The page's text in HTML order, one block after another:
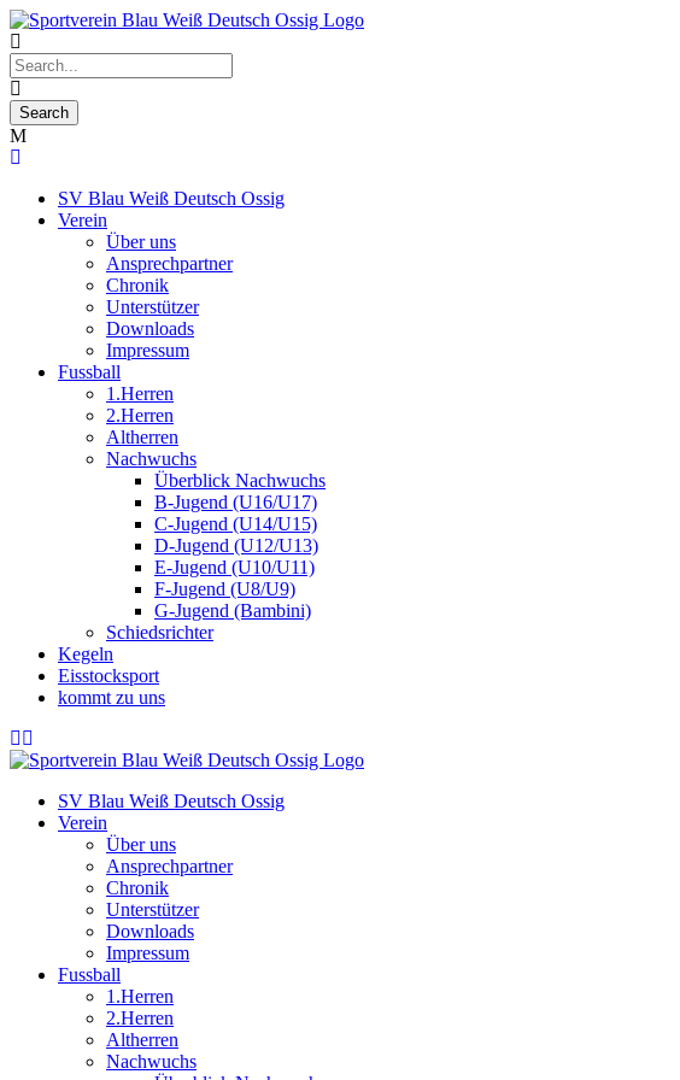
SV Blau Weiß Deutsch Ossig
Verein
Über uns
Ansprechpartner
Chronik
Unterstützer
Downloads
Impressum
Fussball
1.Herren
2.Herren
Altherren
Nachwuchs
Überblick Nachwuchs
B-Jugend (U16/U17)
C-Jugend (U14/U15)
D-Jugend (U12/U13)
E-Jugend (U10/U11)
F-Jugend (U8/U9)
G-Jugend (Bambini)
Schiedsrichter
Kegeln
Eisstocksport
kommt zu uns
SV Blau Weiß Deutsch Ossig
Verein
Über uns
Ansprechpartner
Chronik
Unterstützer
Downloads
Impressum
Fussball
1.Herren
2.Herren
Altherren
Nachwuchs